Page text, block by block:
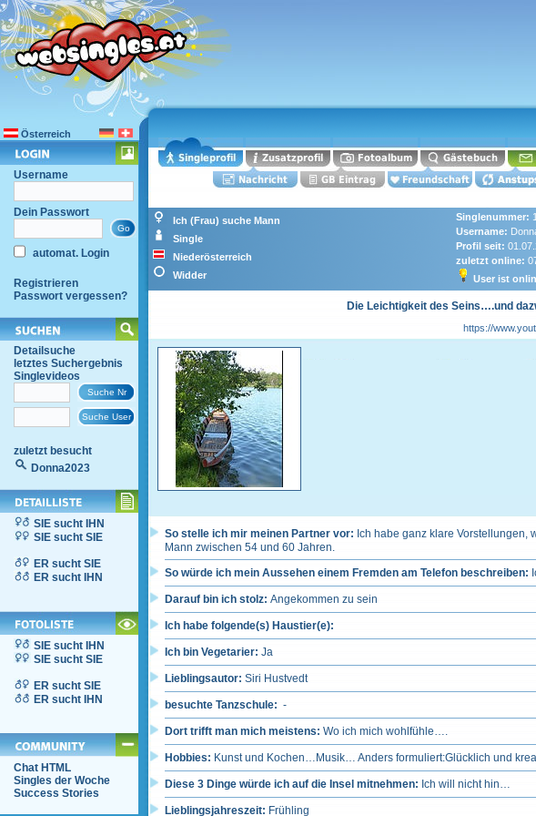
Österreich
Username
Dein Passwort
automat. Login
Registrieren
Passwort vergessen?
Detailsuche
letztes Suchergebnis
Singlevideos
zuletzt besucht
Donna2023
SIE sucht IHN
SIE sucht SIE
ER sucht SIE
ER sucht IHN
SIE sucht IHN
SIE sucht SIE
ER sucht SIE
ER sucht IHN
Chat HTML
Singles der Woche
Success Stories
Ich (Frau) suche Mann
Single
Niederösterreich
Widder
Singlenummer:
Username:
Profil seit:
zuletzt online:
User ist
Die Leichtigkeit des Seins….und
https://
So stelle ich mir meinen Partner vor: Ich habe ganz klare
Mann zwischen 54 und 60 Jahren.
So würde ich mein Aussehen einem Fremden am Telefon beschreiben:
Darauf bin ich stolz: Angekommen zu sein
Ich habe folgende(s) Haustier(e):
Ich bin Vegetarier: Ja
Lieblingsautor: Siri Hustvedt
besuchte Tanzschule: -
Dort trifft man mich meistens: Wo ich mich wohlfühle….
Hobbies: Kunst und Kochen…Musik… Anders formuliert:Glücklich und
Diese 3 Dinge würde ich auf die Insel mitnehmen: Ich will nicht hin…
Lieblingsjahreszeit: Frühling